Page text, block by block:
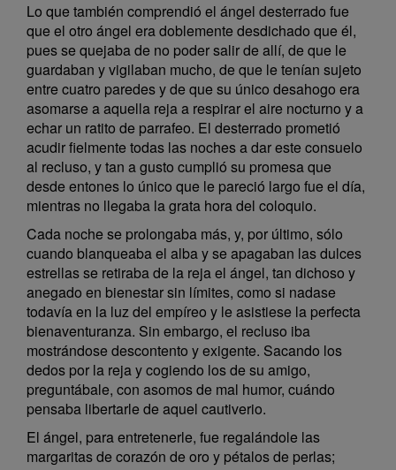
Lo que también comprendió el ángel desterrado fue
que el otro ángel era doblemente desdichado que él,
pues se quejaba de no poder salir de allí, de que le
guardaban y vigilaban mucho, de que le tenían sujeto
entre cuatro paredes y de que su único desahogo era
asomarse a aquella reja a respirar el aire nocturno y a
echar un ratito de parrafeo. El desterrado prometió
acudir fielmente todas las noches a dar este consuelo
al recluso, y tan a gusto cumplió su promesa que
desde entones lo único que le pareció largo fue el día,
mientras no llegaba la grata hora del coloquio.
Cada noche se prolongaba más, y, por último, sólo
cuando blanqueaba el alba y se apagaban las dulces
estrellas se retiraba de la reja el ángel, tan dichoso y
anegado en bienestar sin límites, como si nadase
todavía en la luz del empíreo y le asistiese la perfecta
bienaventuranza. Sin embargo, el recluso iba
mostrándose descontento y exigente. Sacando los
dedos por la reja y cogiendo los de su amigo,
preguntábale, con asomos de mal humor, cuándo
pensaba libertarle de aquel cautiverio.
El ángel, para entretenerle, fue regalándole las
margaritas de corazón de oro y pétalos de perlas;